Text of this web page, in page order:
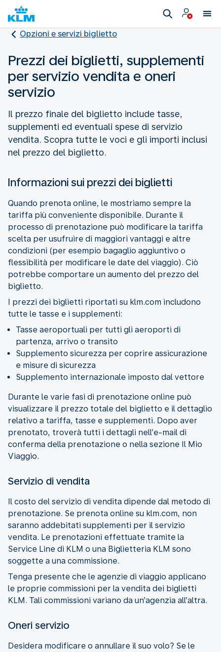
Opzioni e servizi biglietto
Prezzi dei biglietti, supplementi
per servizio vendita e oneri
servizio
Il prezzo finale del biglietto include tasse,
supplementi ed eventuali spese di servizio
vendita. Scopra tutte le voci e gli importi inclusi
nel prezzo del biglietto.
Informazioni sui prezzi dei biglietti
Quando prenota online, le mostriamo sempre la
tariffa più conveniente disponibile. Durante il
processo di prenotazione può modificare la tariffa
scelta per usufruire di maggiori vantaggi e altre
condizioni (per esempio bagaglio aggiuntivo o
flessibilità per modificare le date del viaggio). Ciò
potrebbe comportare un aumento del prezzo del
biglietto.
I prezzi dei biglietti riportati su klm.com includono
tutte le tasse e i supplementi:
Tasse aeroportuali per tutti gli aeroporti di
partenza, arrivo o transito
Supplemento sicurezza per coprire assicurazione
e misure di sicurezza
Supplemento internazionale imposto dal vettore
Durante le varie fasi di prenotazione online può
visualizzare il prezzo totale del biglietto e il dettaglio
relativo a tariffa, tasse e supplementi. Dopo aver
prenotato, troverà tutti i dettagli nell’e-mail di
conferma della prenotazione o nella sezione Il Mio
Viaggio.
Servizio di vendita
Il costo del servizio di vendita dipende dal metodo di
prenotazione. Se prenota online su klm.com, non
saranno addebitati supplementi per il servizio
vendita. Le prenotazioni effettuate tramite la
Service Line di KLM o una Biglietteria KLM sono
soggette a una commissione.
Tenga presente che le agenzie di viaggio applicano
le proprie commissioni per la vendita dei biglietti
KLM. Tali commissioni variano da un’agenzia all’altra.
Oneri servizio
Desidera modificare o annullare il suo volo? Se le